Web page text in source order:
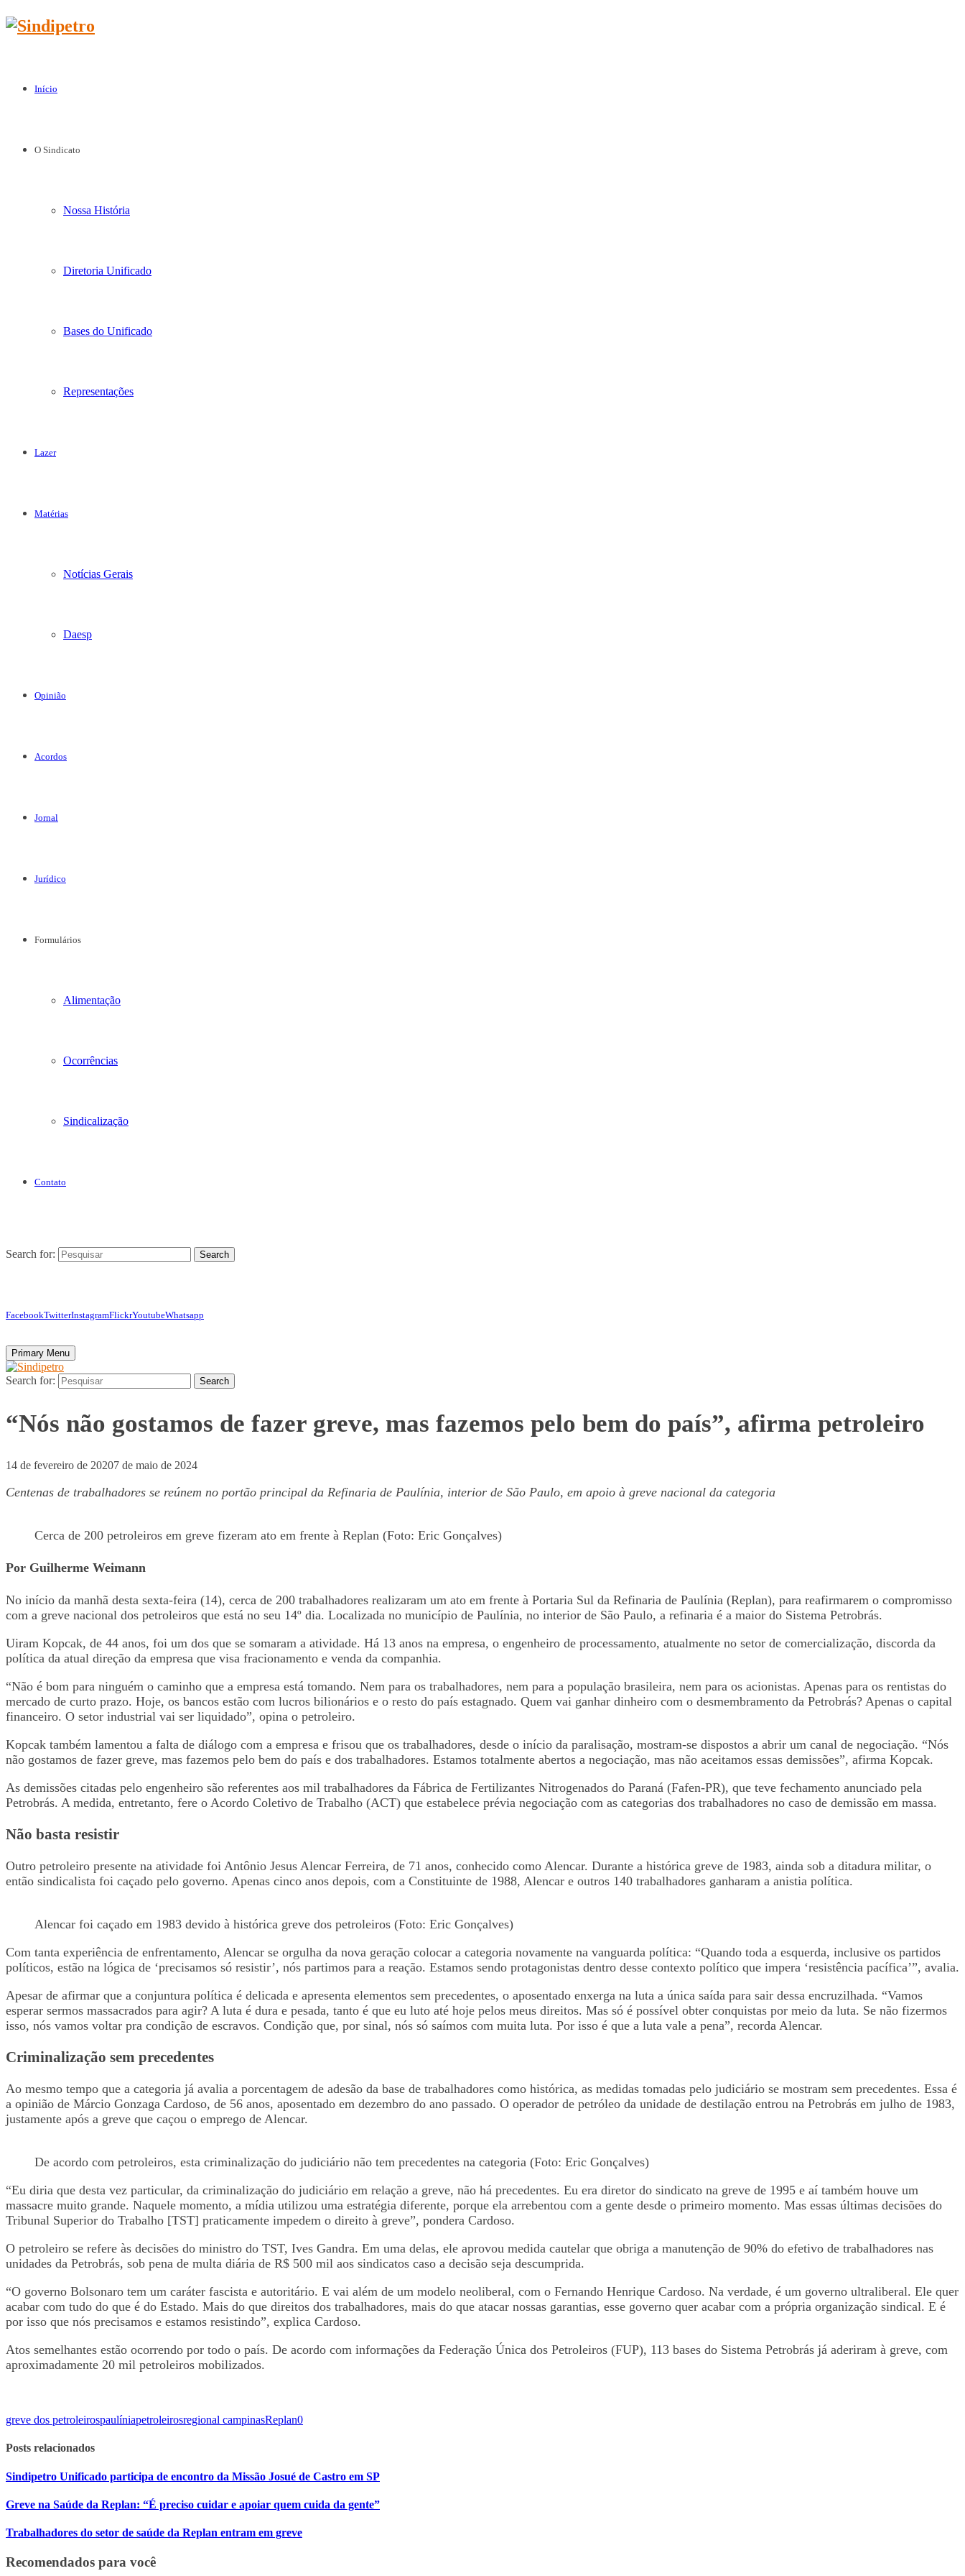
Início
O Sindicato
Nossa História
Diretoria Unificado
Bases do Unificado
Representações
Lazer
Matérias
Notícias Gerais
Daesp
Opinião
Acordos
Jornal
Jurídico
Formulários
Alimentação
Ocorrências
Sindicalização
Contato
Search for: Search
FacebookTwitterInstagramFlickrYoutubeWhatsapp
Primary Menu
Search for: Search
“Nós não gostamos de fazer greve, mas fazemos pelo bem do país”, afirma petroleiro
14 de fevereiro de 20207 de maio de 2024
Centenas de trabalhadores se reúnem no portão principal da Refinaria de Paulínia, interior de São Paulo, em apoio à greve nacional da categoria
Cerca de 200 petroleiros em greve fizeram ato em frente à Replan (Foto: Eric Gonçalves)
Por Guilherme Weimann
No início da manhã desta sexta-feira (14), cerca de 200 trabalhadores realizaram um ato em frente à Portaria Sul da Refinaria de Paulínia (Replan), para reafirmarem o compromisso
com a greve nacional dos petroleiros que está no seu 14º dia. Localizada no município de Paulínia, no interior de São Paulo, a refinaria é a maior do Sistema Petrobrás.
Uiram Kopcak, de 44 anos, foi um dos que se somaram a atividade. Há 13 anos na empresa, o engenheiro de processamento, atualmente no setor de comercialização, discorda da
política da atual direção da empresa que visa fracionamento e venda da companhia.
“Não é bom para ninguém o caminho que a empresa está tomando. Nem para os trabalhadores, nem para a população brasileira, nem para os acionistas. Apenas para os rentistas do
mercado de curto prazo. Hoje, os bancos estão com lucros bilionários e o resto do país estagnado. Quem vai ganhar dinheiro com o desmembramento da Petrobrás? Apenas o capital
financeiro. O setor industrial vai ser liquidado”, opina o petroleiro.
Kopcak também lamentou a falta de diálogo com a empresa e frisou que os trabalhadores, desde o início da paralisação, mostram-se dispostos a abrir um canal de negociação. “Nós
não gostamos de fazer greve, mas fazemos pelo bem do país e dos trabalhadores. Estamos totalmente abertos a negociação, mas não aceitamos essas demissões”, afirma Kopcak.
As demissões citadas pelo engenheiro são referentes aos mil trabalhadores da Fábrica de Fertilizantes Nitrogenados do Paraná (Fafen-PR), que teve fechamento anunciado pela
Petrobrás. A medida, entretanto, fere o Acordo Coletivo de Trabalho (ACT) que estabelece prévia negociação com as categorias dos trabalhadores no caso de demissão em massa.
Não basta resistir
Outro petroleiro presente na atividade foi Antônio Jesus Alencar Ferreira, de 71 anos, conhecido como Alencar. Durante a histórica greve de 1983, ainda sob a ditadura militar, o
então sindicalista foi caçado pelo governo. Apenas cinco anos depois, com a Constituinte de 1988, Alencar e outros 140 trabalhadores ganharam a anistia política.
Alencar foi caçado em 1983 devido à histórica greve dos petroleiros (Foto: Eric Gonçalves)
Com tanta experiência de enfrentamento, Alencar se orgulha da nova geração colocar a categoria novamente na vanguarda política: “Quando toda a esquerda, inclusive os partidos
políticos, estão na lógica de ‘precisamos só resistir’, nós partimos para a reação. Estamos sendo protagonistas dentro desse contexto político que impera ‘resistência pacífica’”, avalia.
Apesar de afirmar que a conjuntura política é delicada e apresenta elementos sem precedentes, o aposentado enxerga na luta a única saída para sair dessa encruzilhada. “Vamos
esperar sermos massacrados para agir? A luta é dura e pesada, tanto é que eu luto até hoje pelos meus direitos. Mas só é possível obter conquistas por meio da luta. Se não fizermos
isso, nós vamos voltar pra condição de escravos. Condição que, por sinal, nós só saímos com muita luta. Por isso é que a luta vale a pena”, recorda Alencar.
Criminalização sem precedentes
Ao mesmo tempo que a categoria já avalia a porcentagem de adesão da base de trabalhadores como histórica, as medidas tomadas pelo judiciário se mostram sem precedentes. Essa é
a opinião de Márcio Gonzaga Cardoso, de 56 anos, aposentado em dezembro do ano passado. O operador de petróleo da unidade de destilação entrou na Petrobrás em julho de 1983,
justamente após a greve que caçou o emprego de Alencar.
De acordo com petroleiros, esta criminalização do judiciário não tem precedentes na categoria (Foto: Eric Gonçalves)
“Eu diria que desta vez particular, da criminalização do judiciário em relação a greve, não há precedentes. Eu era diretor do sindicato na greve de 1995 e aí também houve um
massacre muito grande. Naquele momento, a mídia utilizou uma estratégia diferente, porque ela arrebentou com a gente desde o primeiro momento. Mas essas últimas decisões do
Tribunal Superior do Trabalho [TST] praticamente impedem o direito à greve”, pondera Cardoso.
O petroleiro se refere às decisões do ministro do TST, Ives Gandra. Em uma delas, ele aprovou medida cautelar que obriga a manutenção de 90% do efetivo de trabalhadores nas
unidades da Petrobrás, sob pena de multa diária de R$ 500 mil aos sindicatos caso a decisão seja descumprida.
“O governo Bolsonaro tem um caráter fascista e autoritário. E vai além de um modelo neoliberal, com o Fernando Henrique Cardoso. Na verdade, é um governo ultraliberal. Ele quer
acabar com tudo do que é do Estado. Mais do que direitos dos trabalhadores, mais do que atacar nossas garantias, esse governo quer acabar com a própria organização sindical. E é
por isso que nós precisamos e estamos resistindo”, explica Cardoso.
Atos semelhantes estão ocorrendo por todo o país. De acordo com informações da Federação Única dos Petroleiros (FUP), 113 bases do Sistema Petrobrás já aderiram à greve, com
aproximadamente 20 mil petroleiros mobilizados.
greve dos petroleirospaulíniapetroleirosregional campinasReplan0
Posts relacionados
Sindipetro Unificado participa de encontro da Missão Josué de Castro em SP
Greve na Saúde da Replan: “É preciso cuidar e apoiar quem cuida da gente”
Trabalhadores do setor de saúde da Replan entram em greve
Recomendados para você